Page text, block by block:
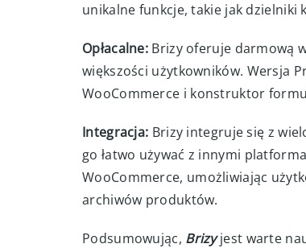
unikalne funkcje, takie jak dzielniki
Opłacalne: Brizy oferuje darmową
większości użytkowników. Wersja
WooCommerce i konstruktor
Integracja: Brizy integruje się z
go łatwo używać z innymi
WooCommerce, umożliwiając
archiwów produktów.
Podsumowując, Brizy jest warte